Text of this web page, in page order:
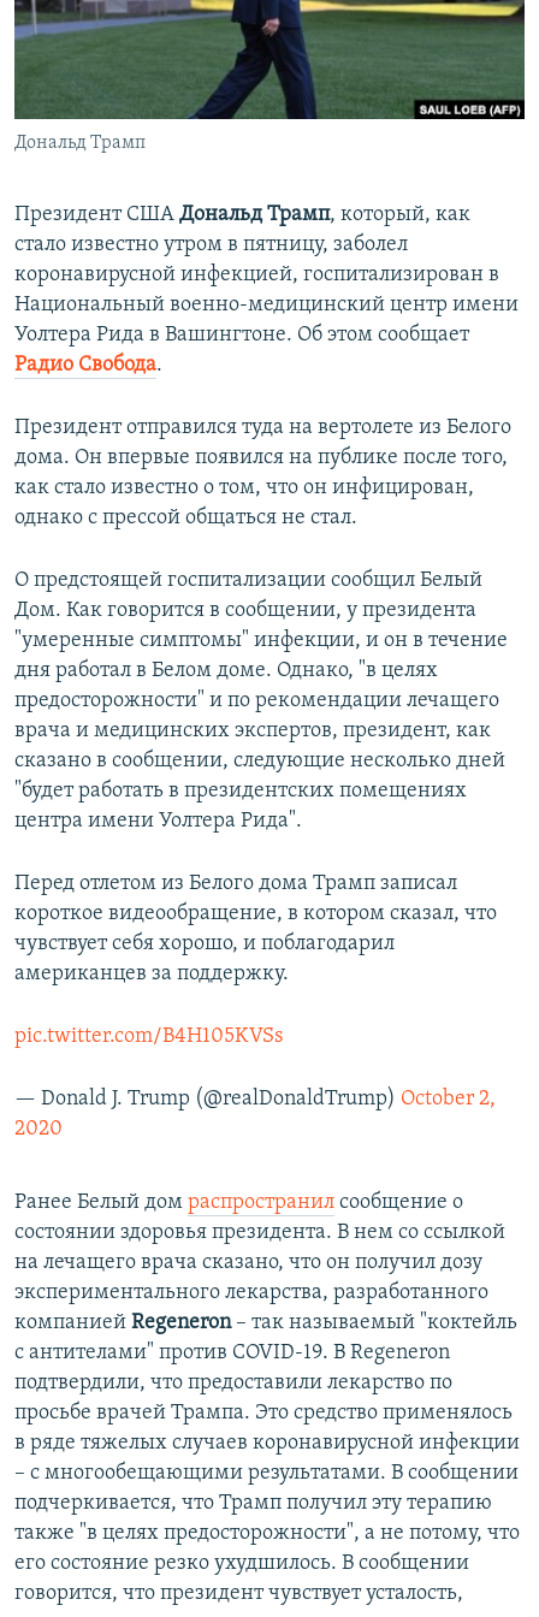
ПОБЕДИТЕЛЕЙ НЕ СУДЯТ?
УКРАИНСКАЯ ПРОБЛЕМА КРЫМА
ПРИСОЕДИНЯЙТЕСЬ!
Дональд Трамп
Президент США Дональд Трамп, который, как
стало известно утром в пятницу, заболел
коронавирусной инфекцией, госпитализирован в
Национальный военно-медицинский центр имени
Уолтера Рида в Вашингтоне. Об этом сообщает
Радио Свобода.
Президент отправился туда на вертолете из Белого
дома. Он впервые появился на публике после того,
как стало известно о том, что он инфицирован,
однако с прессой общаться не стал.
О предстоящей госпитализации сообщил Белый
Дом. Как говорится в сообщении, у президента
"умеренные симптомы" инфекции, и он в течение
дня работал в Белом доме. Однако, "в целях
предосторожности" и по рекомендации лечащего
врача и медицинских экспертов, президент, как
сказано в сообщении, следующие несколько дней
"будет работать в президентских помещениях
центра имени Уолтера Рида".
Перед отлетом из Белого дома Трамп записал
короткое видеообращение, в котором сказал, что
чувствует себя хорошо, и поблагодарил
американцев за поддержку.
pic.twitter.com/B4H105KVSs
— Donald J. Trump (@realDonaldTrump) October 2,
2020
Ранее Белый дом распространил сообщение о
состоянии здоровья президента. В нем со ссылкой
на лечащего врача сказано, что он получил дозу
экспериментального лекарства, разработанного
компанией Regeneron– так называемый "коктейль
с антителами" против COVID-19. В Regeneron
подтвердили, что предоставили лекарство по
просьбе врачей Трампа. Это средство применялось
в ряде тяжелых случаев коронавирусной инфекции
– с многообещающими результатами. В сообщении
подчеркивается, что Трамп получил эту терапию
также "в целях предосторожности", а не потому, что
его состояние резко ухудшилось. В сообщении
говорится, что президент чувствует усталость,